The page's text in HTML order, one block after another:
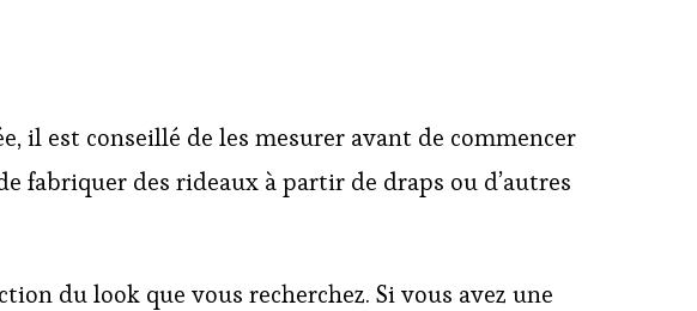
il est conseillé de les mesurer avant de commencer
fabriquer des rideaux à partir de draps ou d’autres
du look que vous recherchez. Si vous avez une